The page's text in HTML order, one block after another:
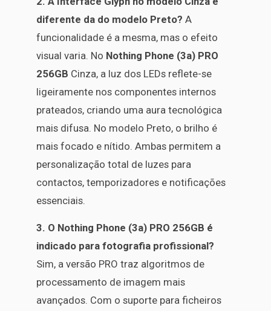
diferente da do modelo Preto? A
funcionalidade é a mesma, mas o efeito
visual varia. No Nothing Phone (3a) PRO
256GB Cinza, a luz dos LEDs reflete-se
ligeiramente nos componentes internos
prateados, criando uma aura tecnológica
mais difusa. No modelo Preto, o brilho é
mais focado e nítido. Ambas permitem a
personalização total de luzes para
contactos, temporizadores e notificações
essenciais.
3. O Nothing Phone (3a) PRO 256GB é
indicado para fotografia profissional?
Sim, a versão PRO traz algoritmos de
processamento de imagem mais
avançados. Com o suporte para ficheiros